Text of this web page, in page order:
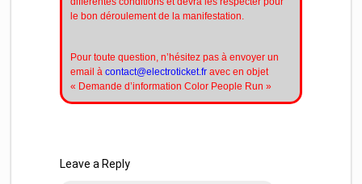
le bon déroulement de la manifestation.
Pour toute question, n’hésitez pas à envoyer un
email à contact@electroticket.fr avec en objet
« Demande d’information Color People Run »
Leave a Reply